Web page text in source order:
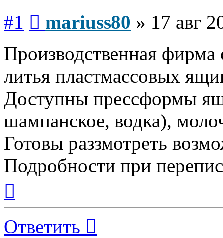
#1 mariuss80 » 17 авг
Производственная фирма
литья пластмассовых
Доступны прессформы
шампанское, водка),
Готовы раззмотреть
Подробности при
началу
Ответить